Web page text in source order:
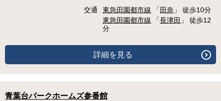
交通
東急田園都市線 「 田奈 」 徒歩10分
東急田園都市線 「長津田 」 徒歩12
分
詳細を見る
青葉台パークホームズ参番館